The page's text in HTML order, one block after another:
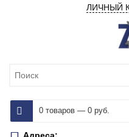
ЛИЧНЫЙ
0 товаров — 0 руб.
Адреса: